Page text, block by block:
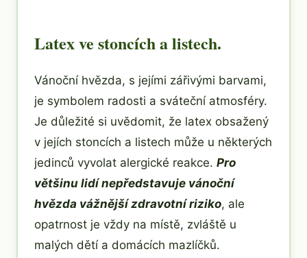
Latex ve stoncích a listech.
Vánoční hvězda, s jejími zářivými barvami,
je symbolem radosti a sváteční atmosféry.
Je důležité si uvědomit, že latex obsažený
v jejích stoncích a listech může u některých
jedinců vyvolat alergické reakce. Pro
většinu lidí nepředstavuje vánoční
hvězda vážnější zdravotní riziko, ale
opatrnost je vždy na místě, zvláště u
malých dětí a domácích mazlíčků.